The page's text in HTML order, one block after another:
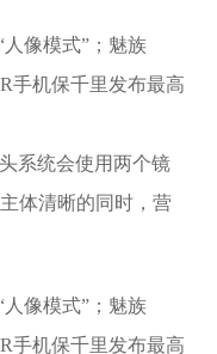
系统会使用两个镜
体清晰的同时，营